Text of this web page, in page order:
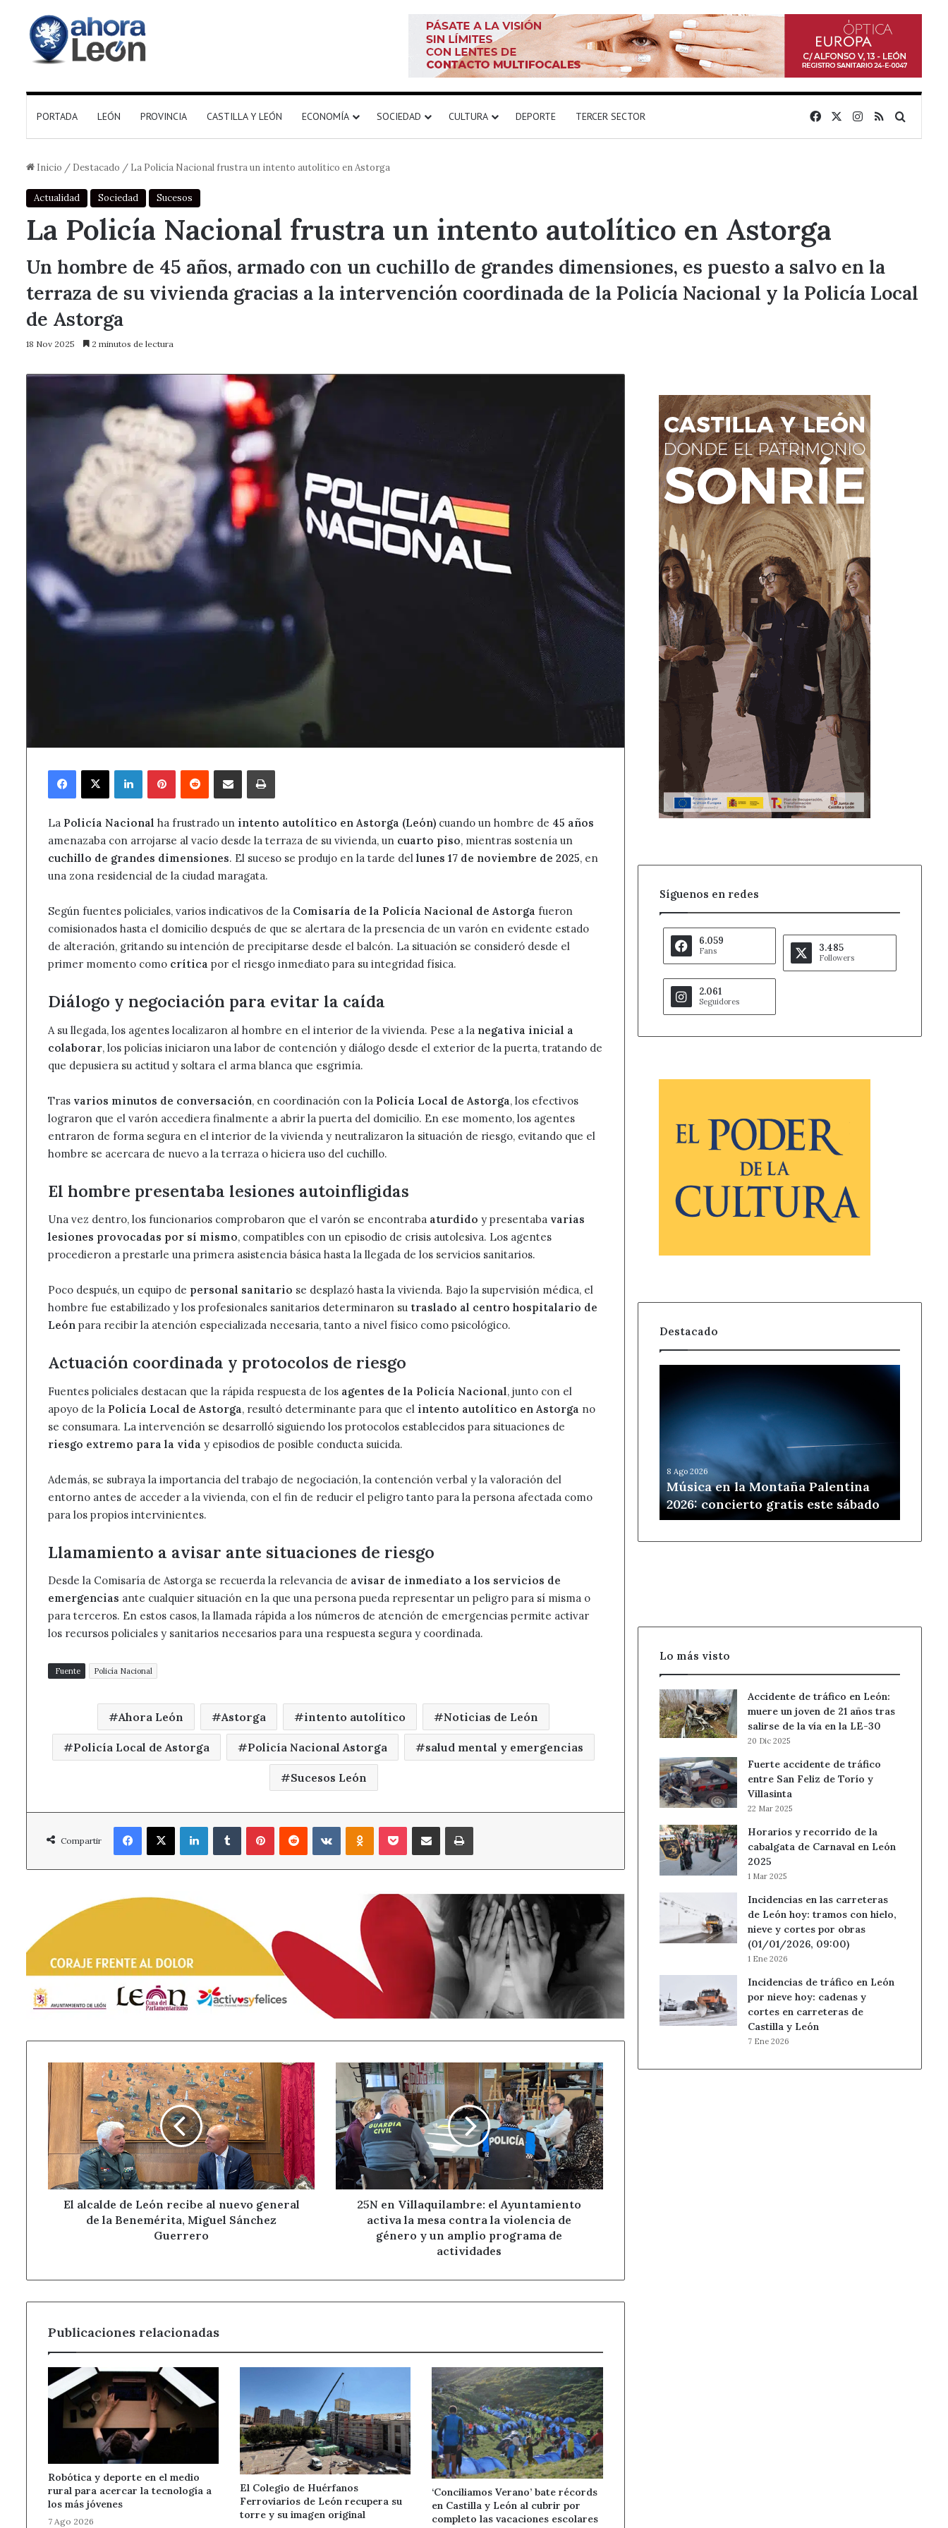
PORTADA LEÓN PROVINCIA CASTILLA Y LEÓN ECONOMÍA SOCIEDAD CULTURA DEPORTE TERCER SECTOR FacebookInstagram
RSS
Inicio / Destacado / La Policía Nacional frustra un intento autolítico en Astorga
Actualidad Sociedad Sucesos
La Policía Nacional frustra un intento autolítico en Astorga
Un hombre de 45 años, armado con un cuchillo de grandes dimensiones, es puesto a salvo en la
terraza de su vivienda gracias a la intervención coordinada de la Policía Nacional y la Policía Local
de Astorga
18 Nov 2025 2 minutos de lectura
Facebook
X LinkedInPinterestReddit Compartir por correo electrónicoImprimir
La Policía Nacional ha frustrado un intento autolítico en Astorga (León) cuando un hombre de 45 años
amenazaba con arrojarse al vacío desde la terraza de su vivienda, un cuarto piso, mientras sostenía un
cuchillo de grandes dimensiones. El suceso se produjo en la tarde del lunes 17 de noviembre de 2025, en
una zona residencial de la ciudad maragata.
Según fuentes policiales, varios indicativos de la Comisaría de la Policía Nacional de Astorga fueron
comisionados hasta el domicilio después de que se alertara de la presencia de un varón en evidente estado
de alteración, gritando su intención de precipitarse desde el balcón. La situación se consideró desde el
primer momento como crítica por el riesgo inmediato para su integridad física.
Diálogo y negociación para evitar la caída
A su llegada, los agentes localizaron al hombre en el interior de la vivienda. Pese a la negativa inicial a
colaborar, los policías iniciaron una labor de contención y diálogo desde el exterior de la puerta, tratando de
que depusiera su actitud y soltara el arma blanca que esgrimía.
Tras varios minutos de conversación, en coordinación con la Policía Local de Astorga, los efectivos
lograron que el varón accediera finalmente a abrir la puerta del domicilio. En ese momento, los agentes
entraron de forma segura en el interior de la vivienda y neutralizaron la situación de riesgo, evitando que el
hombre se acercara de nuevo a la terraza o hiciera uso del cuchillo.
El hombre presentaba lesiones autoinfligidas
Una vez dentro, los funcionarios comprobaron que el varón se encontraba aturdido y presentaba varias
lesiones provocadas por sí mismo, compatibles con un episodio de crisis autolesiva. Los agentes
procedieron a prestarle una primera asistencia básica hasta la llegada de los servicios sanitarios.
Poco después, un equipo de personal sanitario se desplazó hasta la vivienda. Bajo la supervisión médica, el
hombre fue estabilizado y los profesionales sanitarios determinaron su traslado al centro hospitalario de
León para recibir la atención especializada necesaria, tanto a nivel físico como psicológico.
Actuación coordinada y protocolos de riesgo
Fuentes policiales destacan que la rápida respuesta de los agentes de la Policía Nacional, junto con el
apoyo de la Policía Local de Astorga, resultó determinante para que el intento autolítico en Astorga no
se consumara. La intervención se desarrolló siguiendo los protocolos establecidos para situaciones de
riesgo extremo para la vida y episodios de posible conducta suicida.
Además, se subraya la importancia del trabajo de negociación, la contención verbal y la valoración del
entorno antes de acceder a la vivienda, con el fin de reducir el peligro tanto para la persona afectada como
para los propios intervinientes.
Llamamiento a avisar ante situaciones de riesgo
Desde la Comisaría de Astorga se recuerda la relevancia de avisar de inmediato a los servicios de
emergencias ante cualquier situación en la que una persona pueda representar un peligro para sí misma o
para terceros. En estos casos, la llamada rápida a los números de atención de emergencias permite activar
los recursos policiales y sanitarios necesarios para una respuesta segura y coordinada.
Fuente Policía Nacional
Ahora León Astorga intento autolítico Noticias de León
Policía Local de Astorga Policía Nacional Astorga salud mental y emergencias
Sucesos León
Compartir
Facebook
X LinkedInTumblrPinterestReddit VKontakteOdnoklassniki
PocketCompartir por correo electrónicoImprimir
El
alcalde
de
León
recibe
al
nuevo
general
de
Benemérita,
El alcalde de León recibe al nuevo general
de la Benemérita, Miguel Sánchez
Guerrero
25N
en
Villaquilambre:
Ayuntamiento
activa
la
contra
violencia
programa
25N en Villaquilambre: el Ayuntamiento
activa la mesa contra la violencia de
género y un amplio programa de
actividades
Publicaciones relacionadas
Robótica y deporte en el medio
rural para acercar la tecnología a
los más jóvenes
7 Ago 2026
El Colegio de Huérfanos
Ferroviarios de León recupera su
torre y su imagen original
‘Conciliamos Verano’ bate récords
en Castilla y León al cubrir por
completo las vacaciones escolares
Síguenos en redes
6.059
Fans 3.485
Followers
2.061
Seguidores
Destacado
Montaña
gratis
este
sábado
8 Ago 2026
Música en la Montaña Palentina
2026: concierto gratis este sábado
Lo más visto
Accidente de tráfico en León:
muere un joven de 21 años tras
salirse de la vía en la LE-30
20 Dic 2025
Fuerte accidente de tráfico
entre San Feliz de Torío y
Villasinta
22 Mar 2025
Horarios y recorrido de la
cabalgata de Carnaval en León
2025
1 Mar 2025
Incidencias en las carreteras
de León hoy: tramos con hielo,
nieve y cortes por obras
(01/01/2026, 09:00)
1 Ene 2026
Incidencias de tráfico en León
por nieve hoy: cadenas y
cortes en carreteras de
Castilla y León
7 Ene 2026